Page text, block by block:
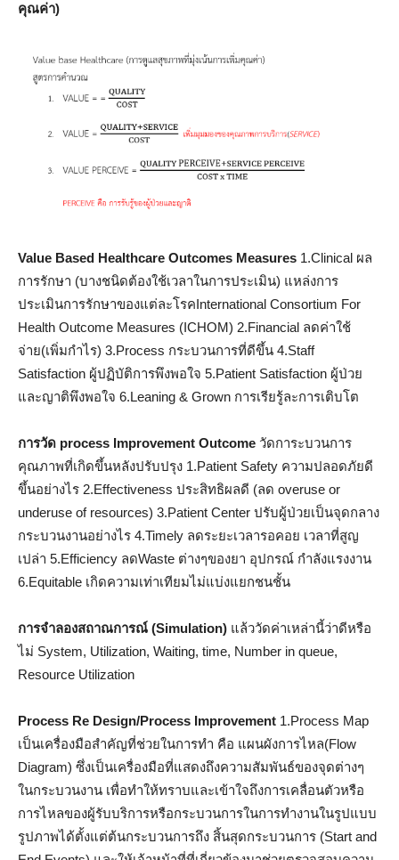
คุณค่า)
Value Based Healthcare Outcomes Measures 1.Clinical ผล
การรักษา (บางชนิดต้องใช้เวลาในการประเมิน) แหล่งการ
ประเมินการรักษาของแต่ละโรคInternational Consortium For
Health Outcome Measures (ICHOM) 2.Financial ลดค่าใช้
จ่าย(เพิ่มกำไร) 3.Process กระบวนการที่ดีขึ้น 4.Staff
Satisfaction ผู้ปฏิบัติการพึงพอใจ 5.Patient Satisfaction ผู้ป่วย
และญาติพึงพอใจ 6.Leaning & Grown การเรียรู้ละการเติบโต
การวัด process Improvement Outcome วัดการะบวนการ
คุณภาพที่เกิดขึ้นหลังปรับปรุง 1.Patient Safety ความปลอดภัยดี
ขึ้นอย่างไร 2.Effectiveness ประสิทธิผลดี (ลด overuse or
underuse of resources) 3.Patient Center ปรับผู้ป่วยเป็นจุดกลาง
กระบวนงานอย่างไร 4.Timely ลดระยะเวลารอคอย เวลาที่สูญ
เปล่า 5.Efficiency ลดWaste ต่างๆของยา อุปกรณ์ กำลังแรงงาน
6.Equitable เกิดความเท่าเทียมไม่แบ่งแยกชนชั้น
การจำลองสถาณการณ์ (Simulation) แล้ววัดค่าเหล่านี้ว่าดีหรือ
ไม่ System, Utilization, Waiting, time, Number in queue,
Resource Utilization
Process Re Design/Process Improvement 1.Process Map
เป็นเครื่องมือสำคัญที่ช่วยในการทำ คือ แผนผังการไหล(Flow
Diagram) ซึ่งเป็นเครื่องมือที่แสดงถึงความสัมพันธ์ของจุดต่างๆ
ในกระบวนงาน เพื่อทำให้ทราบและเข้าใจถึงการเคลื่อนตัวหรือ
การไหลของผู้รับบริการหรือกระบวนการในการทำงานในรูปแบบ
รูปภาพได้ตั้งแต่ต้นกระบวนการถึง สิ้นสุดกระบวนการ (Start and